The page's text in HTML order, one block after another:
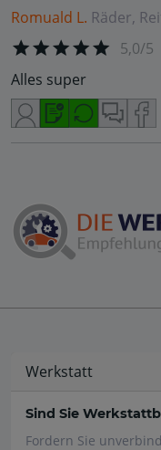
Romuald L. Räder,
5,0/5
Alles super
Werkstatt
Sind Sie
Fordern Sie